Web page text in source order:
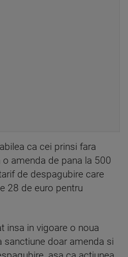
ca cei prinsi fara
amenda de pana la 500
de despagubire care
28 de euro pentru
insa in vigoare o noua
sanctiune doar amenda si